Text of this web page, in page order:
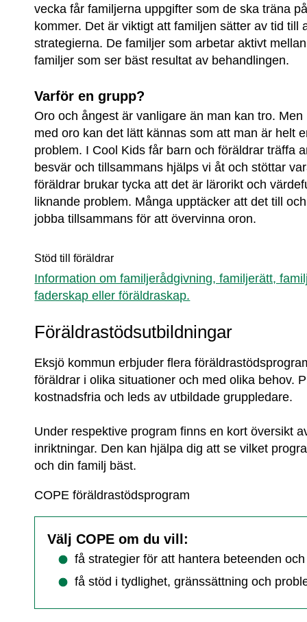
vecka får familjerna uppgifter som de ska träna
kommer. Det är viktigt att familjen sätter av tid till
strategierna. De familjer som arbetar aktivt
familjer som ser bäst resultat av behandlingen.
Varför en grupp?
Oro och ångest är vanligare än man kan tro.
med oro kan det lätt kännas som att man är helt
problem. I Cool Kids får barn och föräldrar träffa
besvär och tillsammans hjälps vi åt och stöttar
föräldrar brukar tycka att det är lärorikt och
liknande problem. Många upptäcker att det till
jobba tillsammans för att övervinna oron.
Stöd till föräldrar
Information om familjerådgivning, familjerätt,
faderskap eller föräldraskap.
Föräldrastödsutbildningar
Eksjö kommun erbjuder flera
föräldrar i olika situationer och med olika behov.
kostnadsfria och leds av utbildade gruppledare.
Under respektive program finns en kort översikt
inriktningar. Den kan hjälpa dig att se vilket
och din familj bäst.
COPE föräldrastödsprogram
Välj COPE om du vill:
få strategier för att hantera beteenden
få stöd i tydlighet, gränssättning och